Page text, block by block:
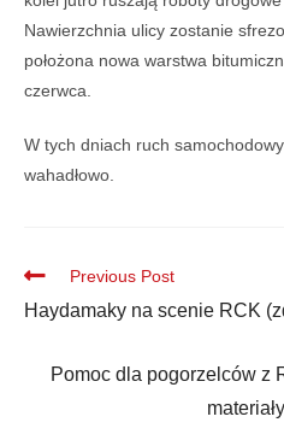
Nawierzchnia ulicy zostanie
położona nowa warstwa
czerwca.
W tych dniach ruch
wahadłowo.
Previous Post
Haydamaky na scenie RCK
Pomoc dla pogorzelców z